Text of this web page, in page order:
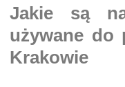
Jakie są
używane do
Krakowie